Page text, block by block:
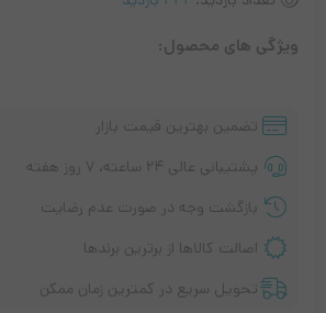
ویژگی های محصول:
تضمین بهترین قیمت بازار
پشتیبانی عالی ۲۴ ساعته، ۷ روز هفته
بازگشت وجه در صورت عدم رضایت
اصالت کالاها از برترین برندها
تحویل سریع در کمترین زمان ممکن